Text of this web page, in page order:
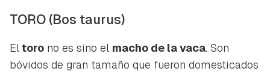
TORO (Bos taurus)
Eltoro no es sino el macho de la vaca. Son
bóvidos de gran tamaño que fueron domesticados